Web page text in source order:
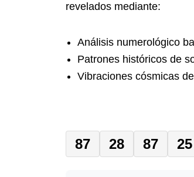
revelados mediante:
Análisis numerológico
Patrones históricos de
Vibraciones cósmicas
87 28 87 25